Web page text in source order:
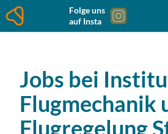
Folge uns
auf Insta
Jobs bei
Flugmechanik
Flugregelung